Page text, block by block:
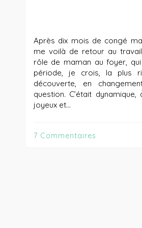
Après dix mois de congé
me voilà de retour au
rôle de maman au foyer,
période, je crois, la plus
découverte, en
question. C’était dynamique,
joyeux et…
7 Commentaires